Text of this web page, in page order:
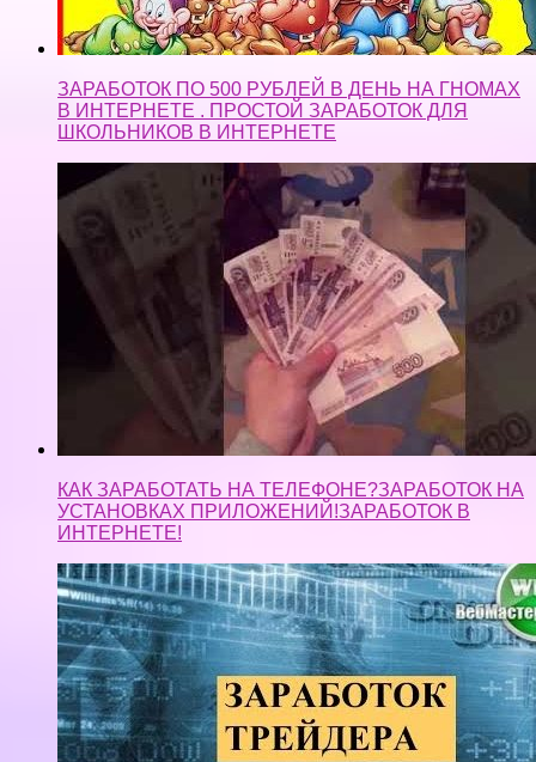
КАК ЗАРАБОТАТЬ НА ТЕЛЕФОНЕ?ЗАРАБОТОК НА
УСТАНОВКАХ ПРИЛОЖЕНИЙ!ЗАРАБОТОК В
ИНТЕРНЕТЕ!
Заработок трейдера. Реальный средний.